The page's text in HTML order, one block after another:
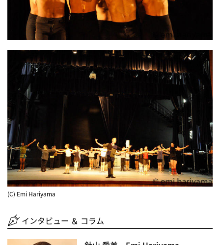
(C) Emi Hariyama
インタビュー ＆ コラム